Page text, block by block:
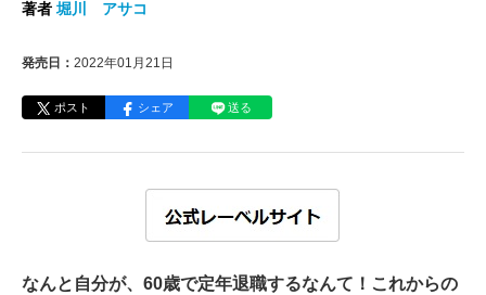
著者 堀川 アサコ
発売日： 2022年01月21日
ポスト シェア 送る
なんと自分が、60歳で定年退職するなんて！これからの